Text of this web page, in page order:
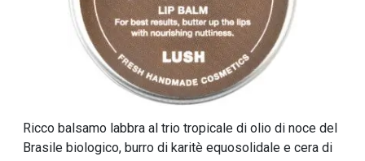
Ricco balsamo labbra al trio tropicale di olio di noce del
Brasile biologico, burro di karitè equosolidale e cera di